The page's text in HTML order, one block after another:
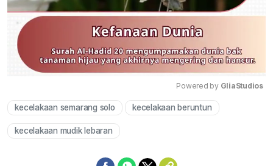
Powered by GliaStudios
kecelakaan semarang solo kecelakaan beruntun
kecelakaan mudik lebaran